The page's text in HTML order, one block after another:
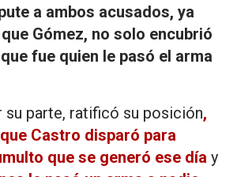
a ambos acusados, ya
Gómez, no solo encubrió
fue quien le pasó el arma
su parte, ratificó su posición,
Castro disparó para
que se generó ese día y